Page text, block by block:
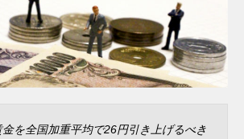
を全国加重平均で26円引き上げるべき